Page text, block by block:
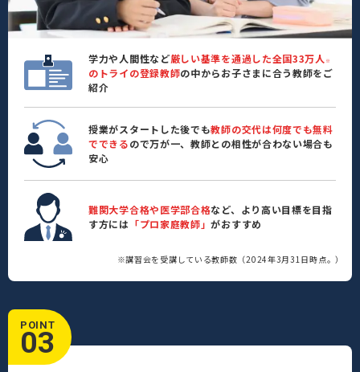
学力や人間性など厳しい基準を通過した全国33万人 ※
のトライの登録教師の中からお子さまに合う教師をご
紹介
授業がスタートした後でも教師の交代は何度でも無料
でできるので万が一、教師との相性が合わない場合も
安心
難関大学合格や医学部合格など、より高い目標を目指
す方には 「プロ家庭教師」がおすすめ
※講習会を受講している教師数（2024年3月31日時点。）
POINT
03